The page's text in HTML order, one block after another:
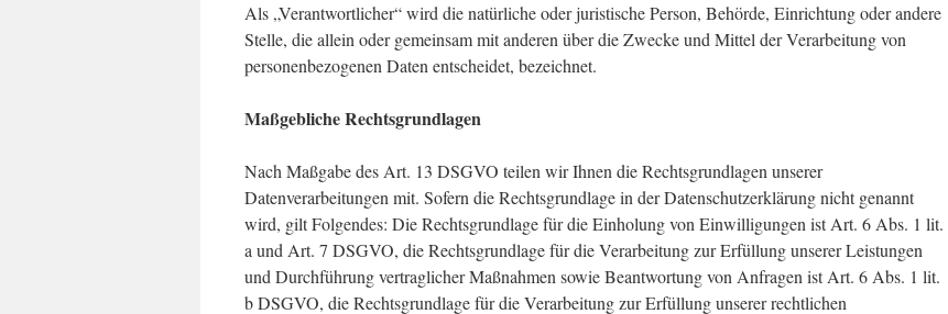
Als „Verantwortlicher“ wird die natürliche oder juristische Person, Behörde, Einrichtung oder andere
Stelle, die allein oder gemeinsam mit anderen über die Zwecke und Mittel der Verarbeitung von
personenbezogenen Daten entscheidet, bezeichnet.
Maßgebliche Rechtsgrundlagen
Nach Maßgabe des Art. 13 DSGVO teilen wir Ihnen die Rechtsgrundlagen unserer
Datenverarbeitungen mit. Sofern die Rechtsgrundlage in der Datenschutzerklärung nicht genannt
wird, gilt Folgendes: Die Rechtsgrundlage für die Einholung von Einwilligungen ist Art. 6 Abs. 1 lit.
a und Art. 7 DSGVO, die Rechtsgrundlage für die Verarbeitung zur Erfüllung unserer Leistungen
und Durchführung vertraglicher Maßnahmen sowie Beantwortung von Anfragen ist Art. 6 Abs. 1 lit.
b DSGVO, die Rechtsgrundlage für die Verarbeitung zur Erfüllung unserer rechtlichen